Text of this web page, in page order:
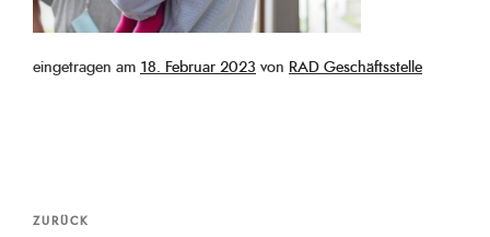
eingetragen am Veröffentlicht
18. Februar 2023 von RAD Geschäftsstelle
Beitragsnavigation
Vorheriger
ZURÜCK